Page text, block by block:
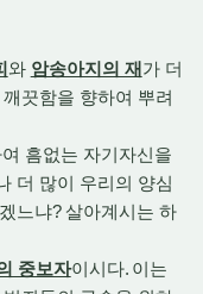
와 암송아지의 재가 더
끗함을 향하여 뿌려
흠없는 자기자신을
더 많이 우리의 양심
느냐? 살아계시는 하
중보자이시다. 이는